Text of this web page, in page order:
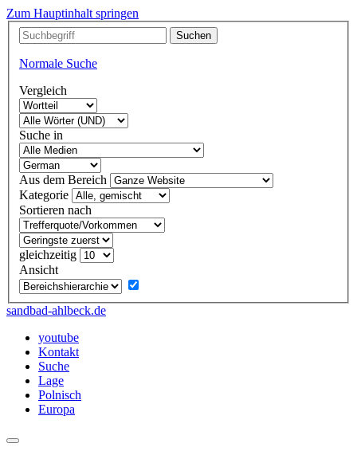
Zum Hauptinhalt springen
Normale Suche
Vergleich
Suche in
Aus dem Bereich
Kategorie
Sortieren nach
gleichzeitig
Ansicht
sandbad-ahlbeck.de
youtube
Kontakt
Suche
Lage
Polnisch
Europa